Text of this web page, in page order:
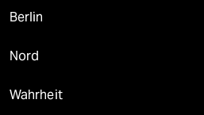
Berlin
Nord
Wahrheit